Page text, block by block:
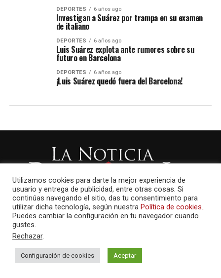
DEPORTES 6 años ago
Investigan a Suárez por trampa en su examen
de italiano
DEPORTES 6 años ago
Luis Suárez explota ante rumores sobre su
futuro en Barcelona
DEPORTES 6 años ago
¡Luis Suárez quedó fuera del Barcelona!
AMAYCOM.NET
Utilizamos cookies para darte la mejor experiencia de
usuario y entrega de publicidad, entre otras cosas. Si
continúas navegando el sitio, das tu consentimiento para
utilizar dicha tecnología, según nuestra Política de cookies..
Puedes cambiar la configuración en tu navegador cuando
gustes.
Rechazar.
Configuración de cookies Aceptar